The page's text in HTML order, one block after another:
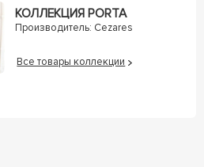
КОЛЛЕКЦИЯ PORTA
Производитель: Cezares
Все товары коллекции